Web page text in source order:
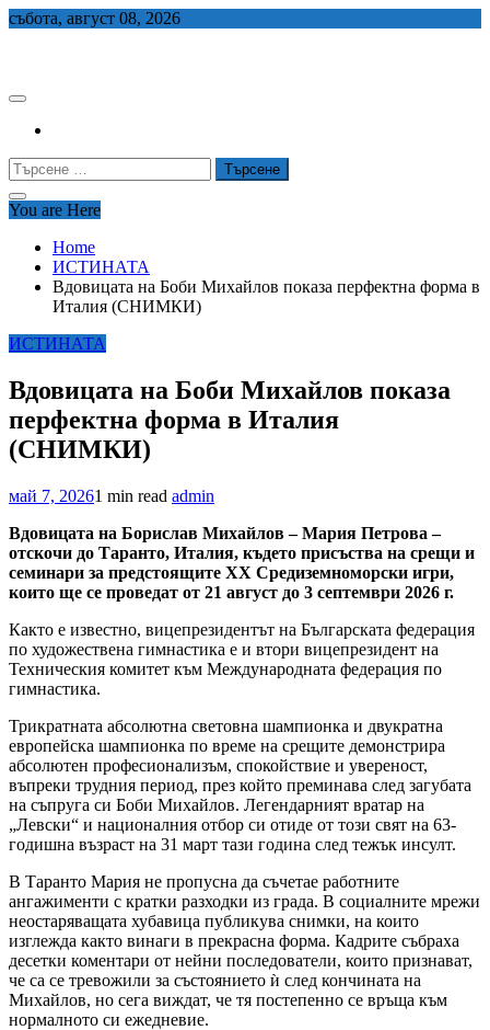
Skip
събота, август 08, 2026
Търсене
за:
You are Here
Home
ИСТИНАТА
Вдовицата на Боби Михайлов показа перфектна форма в
Италия (СНИМКИ)
ИСТИНАТА
Вдовицата на Боби Михайлов показа
перфектна форма в Италия
(СНИМКИ)
май 7, 20261 min read admin
Вдовицата на Борислав Михайлов – Мария Петрова –
отскочи до Таранто, Италия, където присъства на срещи и
семинари за предстоящите XX Средиземноморски игри,
които ще се проведат от 21 август до 3 септември 2026 г.
Както е известно, вицепрезидентът на Българската федерация
по художествена гимнастика е и втори вицепрезидент на
Техническия комитет към Международната федерация по
гимнастика.
Трикратната абсолютна световна шампионка и двукратна
европейска шампионка по време на срещите демонстрира
абсолютен професионализъм, спокойствие и увереност,
въпреки трудния период, през който преминава след загубата
на съпруга си Боби Михайлов. Легендарният вратар на
„Левски“ и националния отбор си отиде от този свят на 63-
годишна възраст на 31 март тази година след тежък инсулт.
В Таранто Мария не пропусна да съчетае работните
ангажименти с кратки разходки из града. В социалните мрежи
неостаряващата хубавица публикува снимки, на които
изглежда както винаги в прекрасна форма. Кадрите събраха
десетки коментари от нейни последователи, които признават,
че са се тревожили за състоянието ѝ след кончината на
Михайлов, но сега виждат, че тя постепенно се връща към
нормалното си ежедневие.